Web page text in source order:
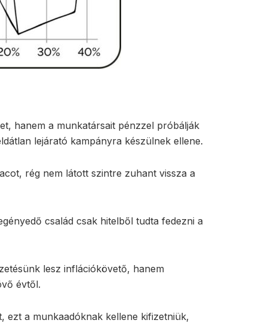
hanem a munkatársait pénzzel próbálják
lejárató kampányra készülnek ellene.
rég nem látott szintre zuhant vissza a
család csak hitelből tudta fedezni a
lesz inflációkövető, hanem
évtől.
ezt a munkaadóknak kellene kifizetniük,